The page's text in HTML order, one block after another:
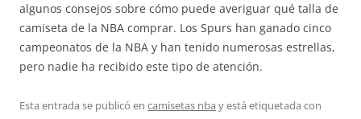
algunos consejos sobre cómo puede averiguar qué talla de
camiseta de la NBA comprar. Los Spurs han ganado cinco
campeonatos de la NBA y han tenido numerosas estrellas,
pero nadie ha recibido este tipo de atención.
Esta entrada se publicó en camisetas nba y está etiquetada con